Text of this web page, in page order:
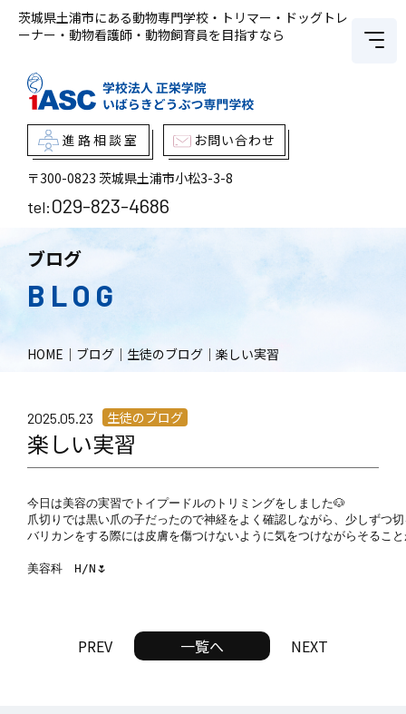
茨城県土浦市にある動物専門学校・トリマー・ドッグトレ
ーナー・動物看護師・動物飼育員を目指すなら
進路相談室 お問い合わせ
〒300-0823 茨城県土浦市小松3-3-8
tel:029-823-4686
ブログ
BLOG
HOME ｜ ブログ ｜ 生徒のブログ ｜ 楽しい実習
2025.05.23 生徒のブログ
楽しい実習
今日は美容の実習でトイプードルのトリミングをしました🐶
爪切りでは黒い爪の子だったので神経をよく確認しながら、少しずつ
バリカンをする際には皮膚を傷つけないように気をつけながらそるこ
美容科　H/N🌷
PREV 一覧へ NEXT